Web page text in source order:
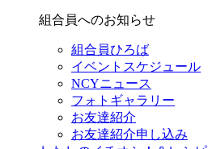
組合員へのお知らせ
組合員ひろば
イベントスケジュール
NCYニュース
フォトギャラリー
お友達紹介
お友達紹介申し込み